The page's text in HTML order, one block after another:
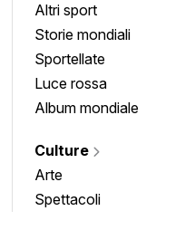
Altri sport
Storie mondiali
Sportellate
Luce rossa
Album mondiale
Culture
Arte
Spettacoli